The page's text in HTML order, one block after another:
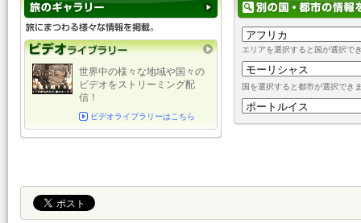
エリアを選択すると国が選択で
国を選択すると都市が選択でき
世界中の様々な地域や国々の
ビデオをストリーミング配
信！
ビデオライブラリーはこちら